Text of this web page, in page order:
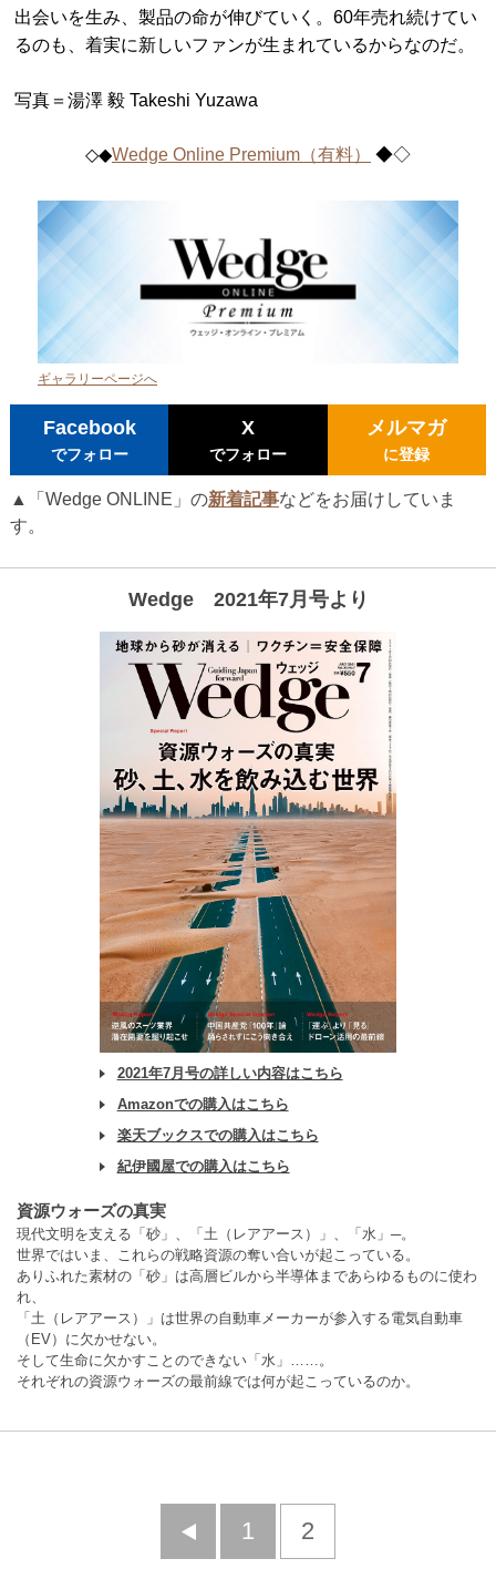
出会いを生み、製品の命が伸びていく。60年売れ続けてい
るのも、着実に新しいファンが生まれているからなのだ。
写真＝湯澤 毅 Takeshi Yuzawa
◇◆Wedge Online Premium​（有料） ◆◇
ギャラリーページへ
Facebook
でフォロー
X
でフォロー
メルマガ
に登録
▲「Wedge ONLINE」の新着記事などをお届けしていま
す。
Wedge 2021年7月号より
2021年7月号の詳しい内容はこちら
Amazonでの購入はこちら
楽天ブックスでの購入はこちら
紀伊國屋での購入はこちら
資源ウォーズの真実
現代文明を支える「砂」、「土（レアアース）」、「水」─。
世界ではいま、これらの戦略資源の奪い合いが起こっている。
ありふれた素材の「砂」は高層ビルから半導体まであらゆるものに使わ
れ、
「土（レアアース）」は世界の自動車メーカーが参入する電気自動車
（EV）に欠かせない。
そして生命に欠かすことのできない「水」……。
それぞれの資源ウォーズの最前線では何が起こっているのか。
前
1 2